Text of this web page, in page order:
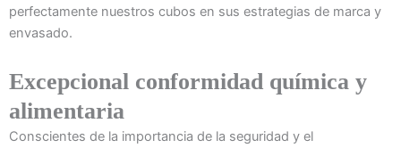
perfectamente nuestros cubos en sus estrategias de marca y
envasado.
Excepcional conformidad química y
alimentaria
Conscientes de la importancia de la seguridad y el